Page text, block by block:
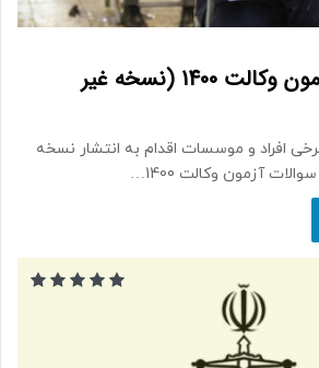
دفترچه سوالات آزمون وکالت 1400 (نسخه غیر
افراد و موسسات اقدام به انتشار نسخه
آزمون وکالت 1400…